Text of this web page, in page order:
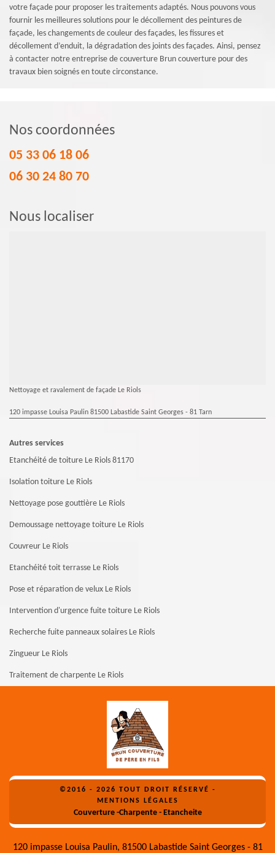
votre façade pour proposer les traitements adaptés. Nous pouvons vous
fournir les meilleures solutions pour le décollement des peintures de
façade, les changements de couleur des façades, les fissures et
décollement d’enduit, la dégradation des joints des façades. Ainsi, pensez
à contacter notre entreprise de couverture Brun couverture pour des
travaux bien soignés en toute circonstance.
Nos coordonnées
05 33 06 18 06
06 30 24 80 70
Nous localiser
Nettoyage et ravalement de façade Le Riols
120 impasse Louisa Paulin 81500 Labastide Saint Georges - 81 Tarn
Autres services
Etanchéité de toiture Le Riols 81170
Isolation toiture Le Riols
Nettoyage pose gouttière Le Riols
Demoussage nettoyage toiture Le Riols
Couvreur Le Riols
Etanchéité toit terrasse Le Riols
Pose et réparation de velux Le Riols
Intervention d'urgence fuite toiture Le Riols
Recherche fuite panneaux solaires Le Riols
Zingueur Le Riols
Traitement de charpente Le Riols
©2016 - 2026 TOUT DROIT RÉSERVÉ -
MENTIONS LÉGALES
Couverture -Charpente - Etancheite
120 impasse Louisa Paulin, 81500 Labastide Saint Georges - 81